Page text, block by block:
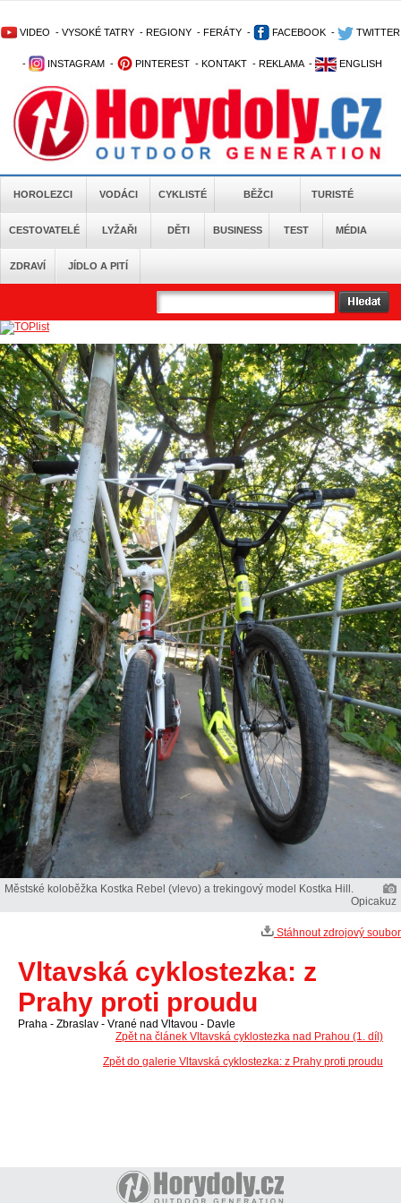
VIDEO - VYSOKÉ TATRY - REGIONY - FERÁTY - FACEBOOK - TWITTER
- INSTAGRAM - PINTEREST - KONTAKT - REKLAMA - ENGLISH
HOROLEZCI VODÁCI CYKLISTÉ BĚŽCI TURISTÉ
CESTOVATELÉ LYŽAŘI DĚTI BUSINESS TEST MÉDIA
ZDRAVÍ JÍDLO A PITÍ
Městské koloběžka Kostka Rebel (vlevo) a trekingový model Kostka Hill.
Opicakuz
Stáhnout zdrojový soubor
Vltavská cyklostezka: z
Prahy proti proudu
Praha - Zbraslav - Vrané nad Vltavou - Davle
Zpět na článek Vltavská cyklostezka nad Prahou (1. díl)
Zpět do galerie Vltavská cyklostezka: z Prahy proti proudu